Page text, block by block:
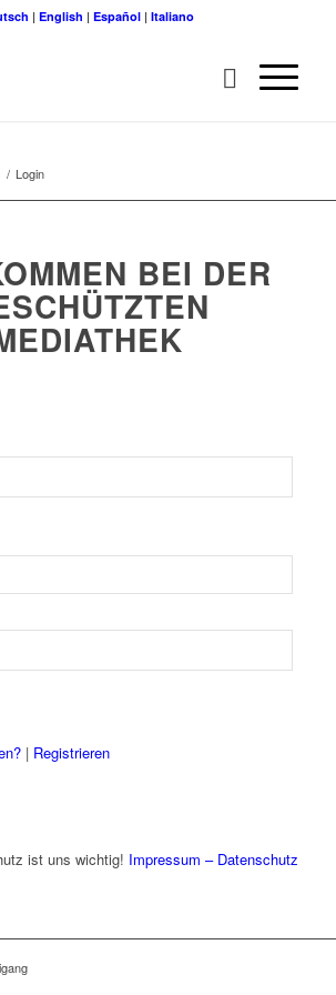
|English |Español |Italiano
/ Login
BEI DER
| Registrieren
ist uns wichtig! Impressum – Datenschutz